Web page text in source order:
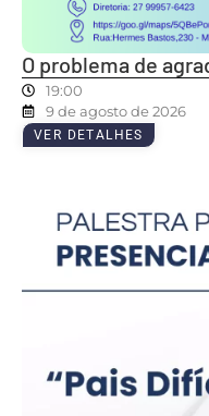
O problema de
19:00
9 de agosto de 2026
VER DETALHES